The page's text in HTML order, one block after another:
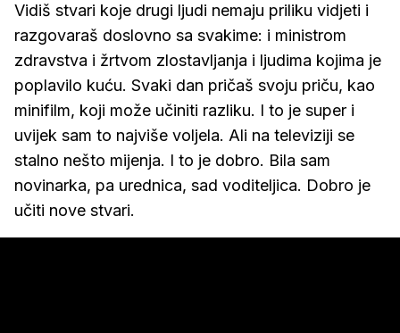
Vidiš stvari koje drugi ljudi nemaju priliku vidjeti i
razgovaraš doslovno sa svakime: i ministrom
zdravstva i žrtvom zlostavljanja i ljudima kojima je
poplavilo kuću. Svaki dan pričaš svoju priču, kao
minifilm, koji može učiniti razliku. I to je super i
uvijek sam to najviše voljela. Ali na televiziji se
stalno nešto mijenja. I to je dobro. Bila sam
novinarka, pa urednica, sad voditeljica. Dobro je
učiti nove stvari.